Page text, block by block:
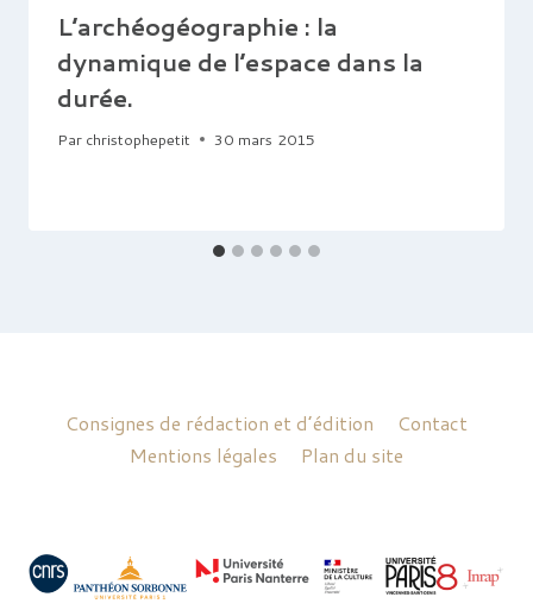
L’archéogéographie : la
dynamique de l’espace dans la
durée.
Par christophepetit 30 mars 2015
Consignes de rédaction et d’édition
Contact
Mentions légales
Plan du site